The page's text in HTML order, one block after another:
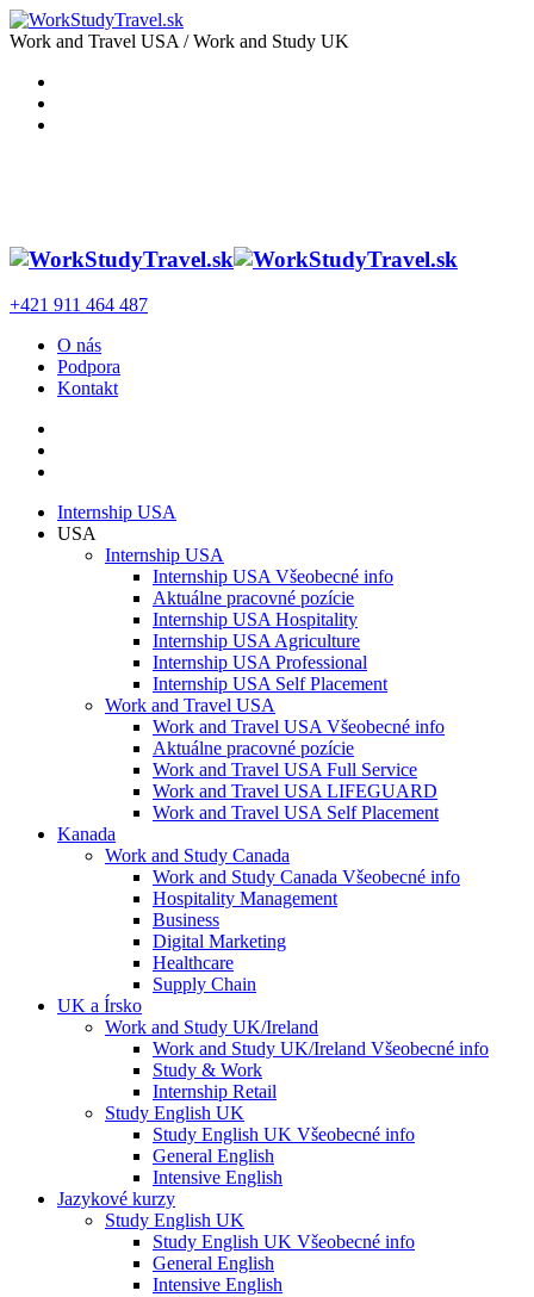
Work and Travel USA / Work and Study UK
+421 911 464 487
O nás
Podpora
Kontakt
Internship USA
USA
Internship USA
Internship USA Všeobecné info
Aktuálne pracovné pozície
Internship USA Hospitality
Internship USA Agriculture
Internship USA Professional
Internship USA Self Placement
Work and Travel USA
Work and Travel USA Všeobecné info
Aktuálne pracovné pozície
Work and Travel USA Full Service
Work and Travel USA LIFEGUARD
Work and Travel USA Self Placement
Kanada
Work and Study Canada
Work and Study Canada Všeobecné info
Hospitality Management
Business
Digital Marketing
Healthcare
Supply Chain
UK a Írsko
Work and Study UK/Ireland
Work and Study UK/Ireland Všeobecné info
Study & Work
Internship Retail
Study English UK
Study English UK Všeobecné info
General English
Intensive English
Jazykové kurzy
Study English UK
Study English UK Všeobecné info
General English
Intensive English